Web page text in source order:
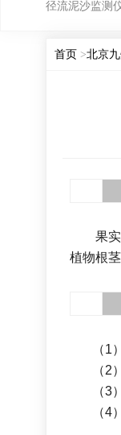
径流泥沙监测
首页 >北京
果实
植物根
（1
（2
（3
（4）